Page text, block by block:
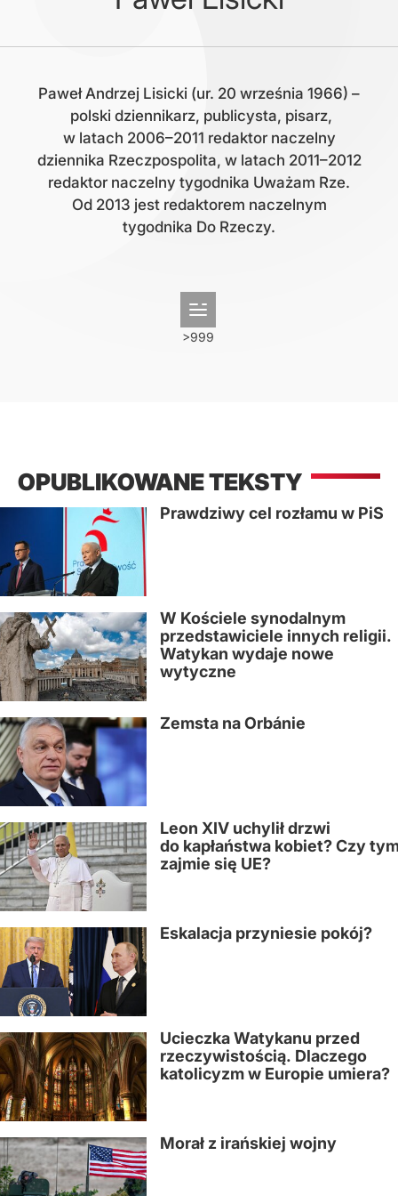
Paweł Andrzej Lisicki (ur. 20 września 1966) –
polski dziennikarz, publicysta, pisarz,
w latach 2006–2011 redaktor naczelny
dziennika Rzeczpospolita, w latach 2011–2012
redaktor naczelny tygodnika Uważam Rze.
Od 2013 jest redaktorem naczelnym
tygodnika Do Rzeczy.
OPUBLIKOWANE TEKSTY
Prawdziwy cel rozłamu w PiS
W Kościele synodalnym
przedstawiciele innych religii.
Watykan wydaje nowe
wytyczne
Zemsta na Orbánie
Leon XIV uchylił drzwi
do kapłaństwa kobiet? Czy
zajmie się UE?
Eskalacja przyniesie pokój?
Ucieczka Watykanu przed
rzeczywistością. Dlaczego
katolicyzm w Europie umiera?
Morał z irańskiej wojny